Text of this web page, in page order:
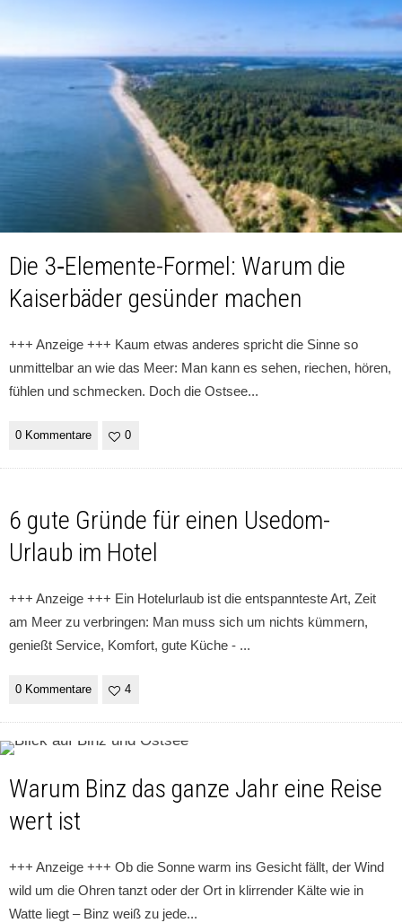
Die 3‑Elemente-Formel: Warum die
Kaiserbäder gesünder machen
+++ Anzeige +++ Kaum etwas anderes spricht die Sinne so
unmittelbar an wie das Meer: Man kann es sehen, riechen, hören,
fühlen und schmecken. Doch die Ostsee...
0 Kommentare 0
6 gute Gründe für einen Usedom-
Urlaub im Hotel
+++ Anzeige +++ Ein Hotelurlaub ist die entspannteste Art, Zeit
am Meer zu verbringen: Man muss sich um nichts kümmern,
genießt Service, Komfort, gute Küche - ...
0 Kommentare 4
Warum Binz das ganze Jahr eine Reise
wert ist
+++ Anzeige +++ Ob die Sonne warm ins Gesicht fällt, der Wind
wild um die Ohren tanzt oder der Ort in klirrender Kälte wie in
Watte liegt – Binz weiß zu jede...